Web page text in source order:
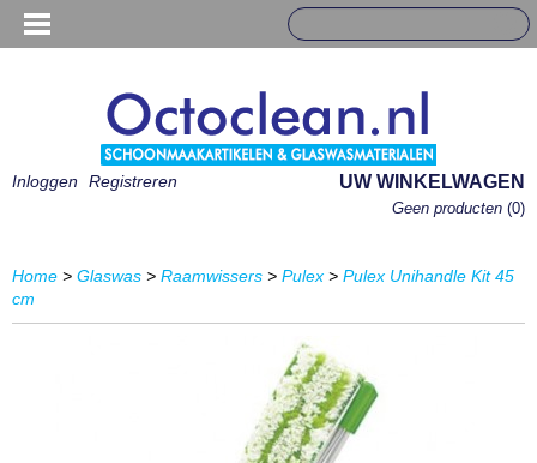
Inloggen Registreren UW WINKELWAGEN
Geen producten (0)
Home > Glaswas > Raamwissers > Pulex > Pulex Unihandle Kit 45
cm